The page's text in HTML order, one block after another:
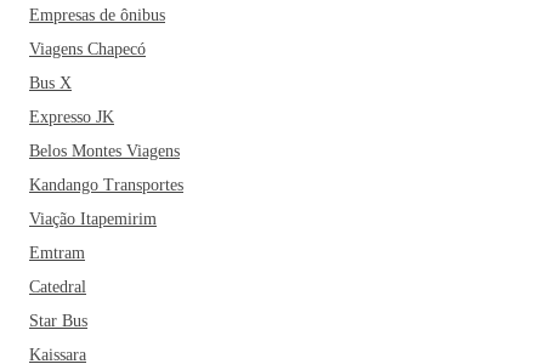
Empresas de ônibus
Viagens Chapecó
Bus X
Expresso JK
Belos Montes Viagens
Kandango Transportes
Viação Itapemirim
Emtram
Catedral
Star Bus
Kaissara